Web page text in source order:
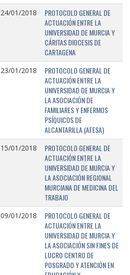
24/01/2018
PROTOCOLO GENERAL DE
ACTUACIÓN ENTRE LA
UNIVERSIDAD DE MURCIA Y
CÁRITAS DIOCESIS DE
CARTAGENA
23/01/2018
PROTOCOLO GENERAL DE
ACTUACIÓN ENTRE LA
UNIVERSIDAD DE MURCIA Y
LA ASOCIACIÓN DE
FAMILIARES Y ENFERMOS
PSÍQUICOS DE
ALCANTARILLA (AFESA)
15/01/2018
PROTOCOLO GENERAL DE
ACTUACIÓN ENTRE LA
UNIVERSIDAD DE MURCIA Y
LA ASOCIACIÓN REGIONAL
MURCIANA DE MEDICINA DEL
TRABAJO
09/01/2018
PROTOCOLO GENERAL DE
ACTUACIÓN ENTRE LA
UNIVERSIDAD DE MURCIA Y
LA ASOCIACIÓN SIN FINES DE
LUCRO CENTRO DE
POSGRADO Y ATENCIÓN EN